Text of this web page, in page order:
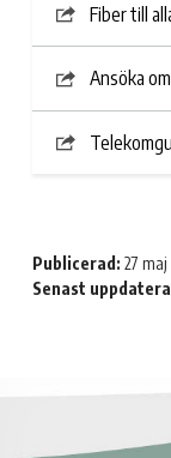
Fiber till
Ansöka
Publicerad: 27 maj
Senast